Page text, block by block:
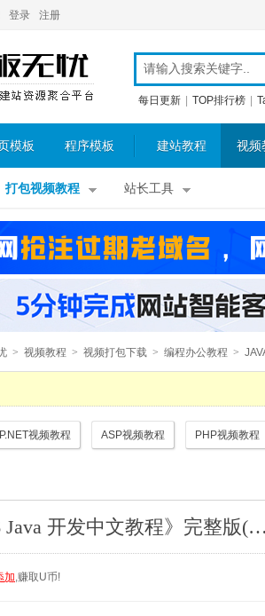
登录 注册
每日更新 TOP排行榜
模板 程序模板 建站教程 视频
打包视频教程 站长工具
> 视频教程 > 视频打包下载 > 编程办公教程 >
视频教程 ASP视频教程 PHP视频教程
《MyEclipse 6 Java 开发中文教程》完整版(代码,
加,赚取U币!